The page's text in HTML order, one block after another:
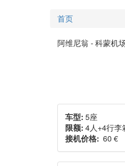
首页
阿维尼翁 - 科蒙机
车型: 5座
限额: 4人+4行李
接机价格: 60 €